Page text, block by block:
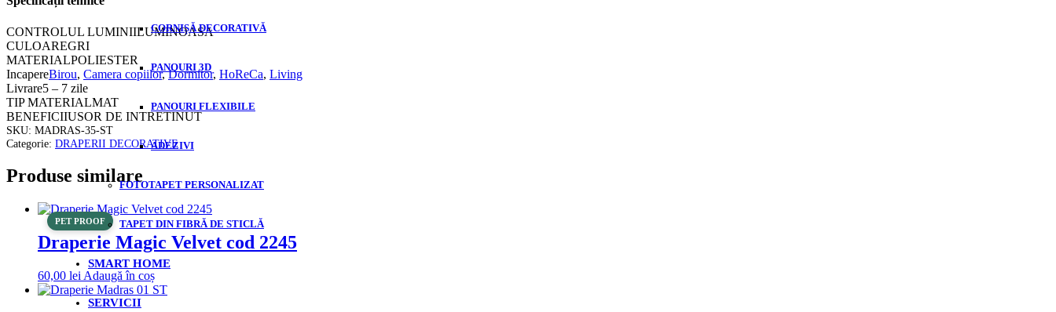
CORNIȘĂ DECORATIVĂ
PANOURI 3D
PANOURI FLEXIBILE
ADEZIVI
FOTOTAPET PERSONALIZAT
TAPET DIN FIBRĂ DE STICLĂ
SMART HOME
SERVICII
CONTROLUL LUMINIILUMINOASA
CULOAREGRI
MATERIALPOLIESTER
IncapereBirou, Camera copiilor,Dormitor, HoReCa, Living
Livrare5 – 7 zile
TIP MATERIALMAT
BENEFICIIUSOR DE INTRETINUT
SKU: MADRAS-35-ST
Categorie: DRAPERII DECORATIVE
Produse similare
PET PROOF
Draperie Magic Velvet cod 2245
60,00 lei Adaugă în coș